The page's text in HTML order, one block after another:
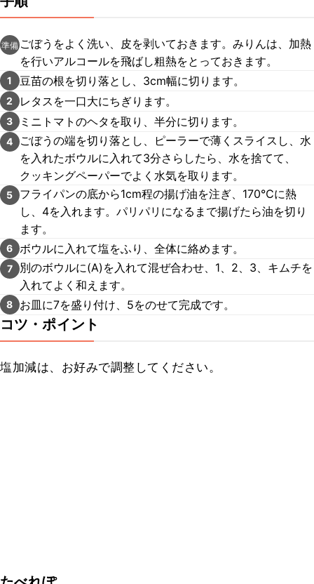
準備 ごぼうをよく洗い、皮を剥いておきます。みりんは、加熱
を行いアルコールを飛ばし粗熱をとっておきます。
1 豆苗の根を切り落とし、3cm幅に切ります。
2 レタスを一口大にちぎります。
3 ミニトマトのヘタを取り、半分に切ります。
4
ごぼうの端を切り落とし、ピーラーで薄くスライスし、水
を入れたボウルに入れて3分さらしたら、水を捨てて、
クッキングペーパーでよく水気を取ります。
5
フライパンの底から1cm程の揚げ油を注ぎ、170℃に熱
し、4を入れます。パリパリになるまで揚げたら油を切り
ます。
6 ボウルに入れて塩をふり、全体に絡めます。
7
別のボウルに(A)を入れて混ぜ合わせ、1、2、3、キムチを
入れてよく和えます。
8 お皿に7を盛り付け、5をのせて完成です。
コツ・ポイント
塩加減は、お好みで調整してください。